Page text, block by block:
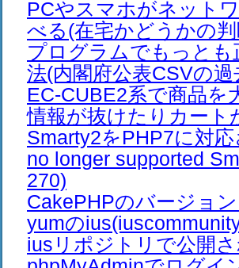
PCやスマホがネット
べる(在宅かどうかの
プログラムでもっと
法(内閣府公表CSVの
EC-CUBE2系で商品を
情報が抜けたりカート
Smarty2をPHP7に対
no longer supported
270)
CakePHPのバージョ
yumの
iusリポジトリで公開